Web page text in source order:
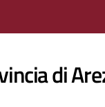
di